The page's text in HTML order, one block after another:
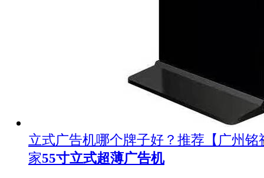
立式广告机哪个牌子好？推荐【广州铭
家55寸立式超薄广告机